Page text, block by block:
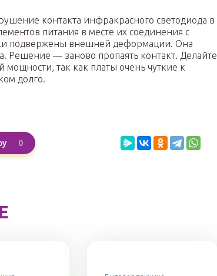
контакта инфракрасного светодиода в
питания в месте их соединения с
подвержены внешней деформации. Она
Решение — заново пропаять контакт. Делайте
так как платы очень чуткие к
долго.
0